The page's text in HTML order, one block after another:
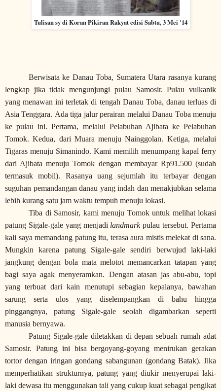
Tulisan sy di Koran Pikiran Rakyat edisi Sabtu, 3 Mei '14
Berwisata ke Danau Toba, Sumatera Utara rasanya kurang
lengkap jika tidak mengunjungi pulau Samosir. Pulau vulkanik
yang menawan ini terletak di tengah Danau Toba, danau terluas di
Asia Tenggara. Ada tiga jalur perairan melalui Danau Toba menuju
ke pulau ini. Pertama, melalui Pelabuhan Ajibata ke Pelabuhan
Tomok. Kedua, dari Muara menuju Nainggolan. Ketiga, melalui
Tigaras menuju Simanindo. Kami memilih menumpang kapal ferry
dari Ajibata menuju Tomok dengan membayar Rp91.500 (sudah
termasuk mobil). Rasanya uang sejumlah itu terbayar dengan
suguhan pemandangan danau yang indah dan menakjubkan selama
lebih kurang satu jam waktu tempuh menuju lokasi.
Tiba di Samosir, kami menuju Tomok untuk melihat lokasi
patung Sigale-gale yang menjadi landmarkpulau tersebut. Pertama
kali saya memandang patung itu, terasa aura mistis melekat di sana.
Mungkin karena patung Sigale-gale sendiri berwujud laki-laki
jangkung dengan bola mata melotot memancarkan tatapan yang
bagi saya agak menyeramkan. Dengan atasan jas abu-abu, topi
yang terbuat dari kain menutupi sebagian kepalanya, bawahan
sarung serta ulos yang diselempangkan di bahu hingga
pinggangnya, patung Sigale-gale seolah digambarkan seperti
manusia bernyawa.
Patung Sigale-gale diletakkan di depan sebuah rumah adat
Samosir. Patung ini bisa bergoyang-goyang menirukan gerakan
tortor dengan iringan gondang sabangunan (gondang Batak). Jika
memperhatikan strukturnya, patung yang diukir menyerupai laki-
laki dewasa itu menggunakan tali yang cukup kuat sebagai pengikat